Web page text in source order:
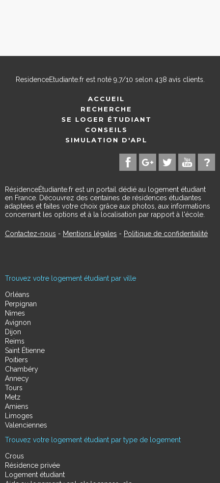
ResidenceEtudiante.frest noté 9,7/10 selon 438 avis clients.
ACCUEIL
RECHERCHE
SE LOGER ÉTUDIANT
CONSEILS
SIMULATION D'APL
RésidenceÉtudiante.fr est un portail dédié au logement étudiant
en France. Découvrez des centaines de résidences étudiantes
adaptées et faites votre choix grâce aux photos, aux informations
concernant les options et à la localisation par rapport à l'école.
Contactez-nous - Mentions légales - Politique de confidentialité
Trouvez votre logement étudiant par ville
Orléans
Perpignan
Nimes
Avignon
Dijon
Reims
Saint Étienne
Poitiers
Chambéry
Annecy
Tours
Metz
Amiens
Limoges
Valenciennes
Trouvez votre logement étudiant par type de logement
Crous
Résidence privée
Logement étudiant